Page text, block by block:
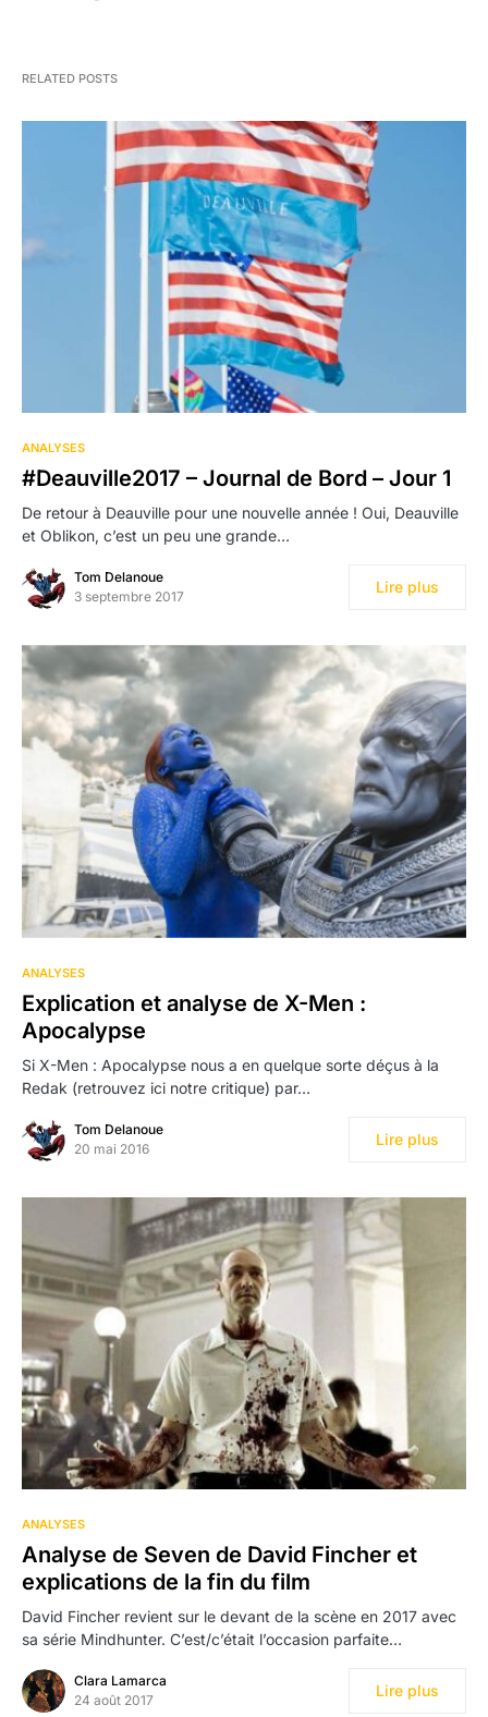
RELATED POSTS
ANALYSES
#Deauville2017 – Journal de Bord – Jour 1
De retour à Deauville pour une nouvelle année ! Oui, Deauville
et Oblikon, c’est un peu une grande…
Tom Delanoue
3 septembre 2017
Lire plus
ANALYSES
Explication et analyse de X-Men :
Apocalypse
Si X-Men : Apocalypse nous a en quelque sorte déçus à la
Redak (retrouvez ici notre critique) par…
Tom Delanoue
20 mai 2016
Lire plus
ANALYSES
Analyse de Seven de David Fincher et
explications de la fin du film
David Fincher revient sur le devant de la scène en 2017 avec
sa série Mindhunter. C’est/c’était l’occasion parfaite…
Clara Lamarca
24 août 2017
Lire plus